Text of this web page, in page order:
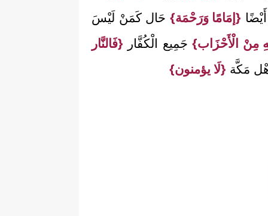
{إمَامًا وَرَحْمَة} حَال كَمَنْ لَيْسَ
مِنْ الْأَحْزَاب}جَمِيع الْكُفَّار {فَالنَّار
مَكَّة {لَا يؤمنون}